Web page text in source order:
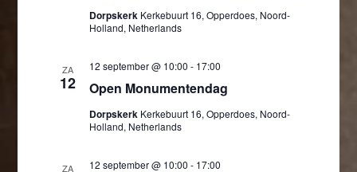
Dorpskerk Kerkebuurt 16, Opperdoes, Noord-
Holland, Netherlands
ZA
12 Open Monumentendag
12 september @ 10:00 - 17:00
Dorpskerk Kerkebuurt 16, Opperdoes, Noord-
Holland, Netherlands
ZA 12 september @ 10:00 - 17:00